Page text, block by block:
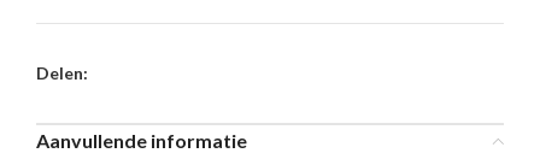
Delen:
Aanvullende informatie